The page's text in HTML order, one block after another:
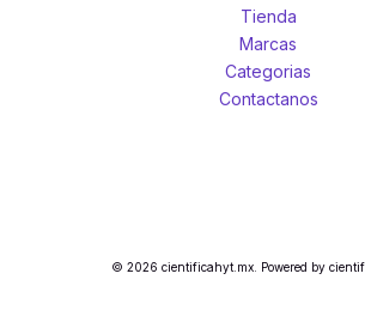
Tienda
Marcas
Categorias
Contactanos
© 2026 cientificahyt.mx. Powered by